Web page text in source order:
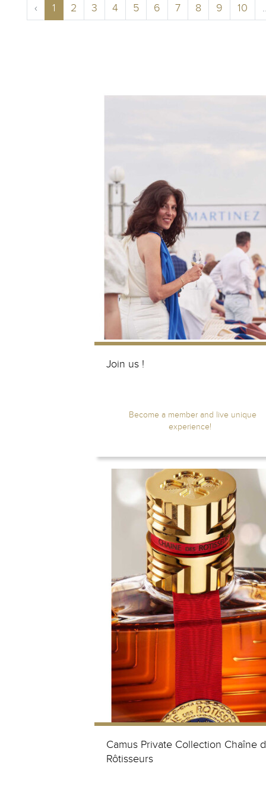
‹ 1 2 3 4 5 6 7 8 9 10
Join us !
Become a member and live unique
experience!
Camus Private Collection Chaîne
Rôtisseurs